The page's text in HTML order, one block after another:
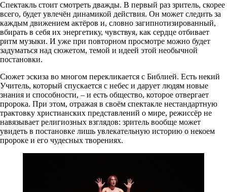
Спектакль стоит смотреть дважды. В первый раз зритель, скорее
всего, будет увлечён динамикой действия. Он может следить за
каждым движением актёров и, словно загипнотизированный,
вбирать в себя их энергетику, чувствуя, как сердце отбивает
ритм музыки. И уже при повторном просмотре можно будет
задуматься над сюжетом, темой и идеей этой необычной
постановки.
Сюжет эскиза во многом перекликается с Библией. Есть некий
Учитель, который спускается с небес и дарует людям новые
знания и способности, – и есть общество, которое отвергает
пророка. При этом, отражая в своём спектакле нестандартную
трактовку христианских представлений о мире, режиссёр не
навязывает религиозных взглядов: зритель вообще может
увидеть в постановке лишь увлекательную историю о некоем
пророке и его чудесных творениях.